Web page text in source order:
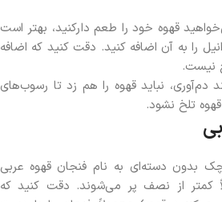
قهوه خود را طعم دارکنید، بهتر است
را به آن اضافه کنید. دقت کنید که اضافه
نیست.
دم‌آوری، نباید قهوه را هم زد تا رسوب‌های
تلخ نشود.
بدون دسته‌ای به نام فنجان قهوه عربی
کمتر از نصف پر می‌شوند. دقت کنید که